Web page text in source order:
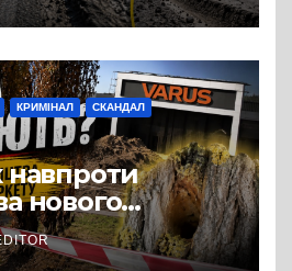
КРИМІНАЛ СКАНДАЛ
навпроти
нового
VARUS на
всохли